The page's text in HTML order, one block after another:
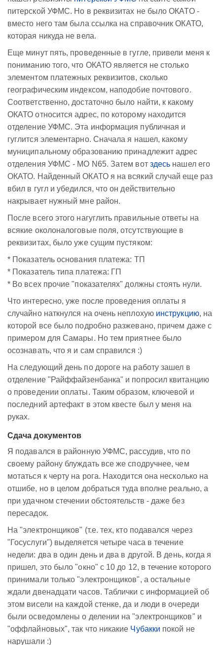
питерской УФМС. Но в реквизитах не было ОКАТО -
вместо него там была ссылка на справочник ОКАТО,
которая никуда не вела.
Еще минут пять, проведенные в гугле, привели меня к
пониманию того, что ОКАТО является не столько
элементом платежных реквизитов, сколько
географическим индексом, наподобие почтового.
Соответственно, достаточно было найти, к какому
ОКАТО относится адрес, по которому находится
отделение УФМС. Эта информация публичная и
гуглится элементарно. Сначала я нашел, какому
муниципальному образованию принадлежит адрес
отделения УФМС - МО N65. Затем вот здесь нашел его
ОКАТО. Найденный ОКАТО я на всякий случай еще раз
вбил в гугл и убедился, что он действительно
накрывает нужный мне район.
После всего этого нагуглить правильные ответы на
всякие околоналоговые поля, отсутствующие в
реквизитах, было уже сущим пустяком:
* Показатель основания платежа: ТП
* Показатель типа платежа: ГП
* Во всех прочие "показателях" должны стоять нули.
Что интересно, уже после проведения оплаты я
случайно наткнулся на очень неплохую инструкцию, на
которой все было подробно разжевано, причем даже с
примером для Самары. Но тем приятнее было
осознавать, что я и сам справился :)
На следующий день по дороге на работу зашел в
отделение "Райффайзенбанка" и попросил квитанцию
о проведении оплаты. Таким образом, ключевой и
последний артефакт в этом квесте был у меня на
руках.
Сдача документов
Я подавался в районную УФМС, рассудив, что по
своему району блуждать все же сподручнее, чем
мотаться к черту на рога. Находится она несколько на
отшибе, но в целом добраться туда вполне реально, а
при удачном стечении обстоятельств - даже без
пересадок.
На "электронщиков" (т.е. тех, кто подавался через
"Госуслуги") выделяется четыре часа в течение
недели: два в один день и два в другой. В день, когда я
пришел, это было "окно" с 10 до 12, в течение которого
принимали только "электронщиков", а остальные
ждали двенадцати часов. Таблички с информацией об
этом висели на каждой стенке, да и люди в очереди
были осведомлены о делении на "электронщиков" и
"оффлайновых", так что никакие Чубакки покой не
нарушали :)